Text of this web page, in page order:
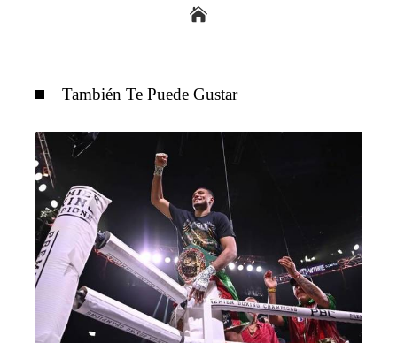
También Te Puede Gustar